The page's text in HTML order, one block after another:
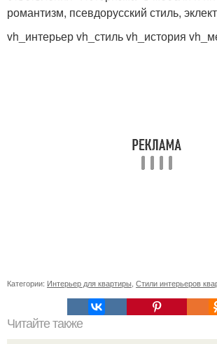
романтизм, псевдорусский стиль,
vh_интерьер vh_стиль vh_история
Категории: Интерьер для квартиры Стили интерьеров
Читайте также